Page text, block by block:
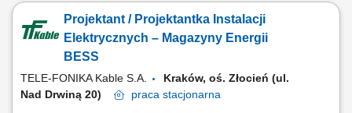
przygotowywanie list płac oraz prowadzenie dokumentacji płacowej i
ZUS; obsługa rozliczeń podatkowych (PIT) oraz deklaracji do instytucji
publicznych; rozliczanie umów...
Projektant / Projektantka Instalacji
Elektrycznych – Magazyny Energii
BESS
TELE-FONIKA Kable S.A.
Kraków, oś. Złocień (ul.
Nad Drwiną 20)
praca stacjonarna